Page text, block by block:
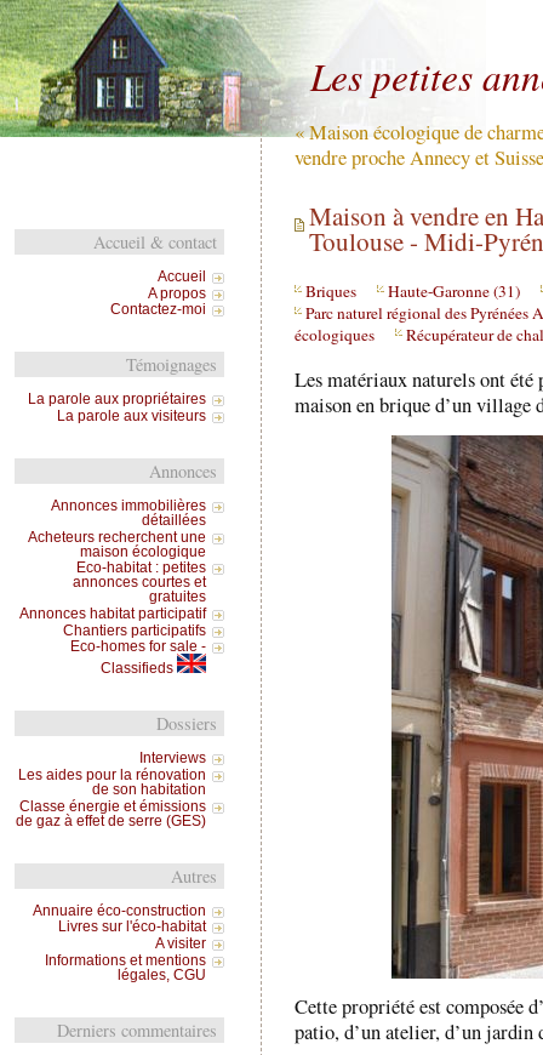
Les petites
« Maison écologique de
vendre proche Annecy et
Maison à vendre en
Toulouse - Midi-
Briques
Haute-Garonne (31)
Parc naturel régional des Pyrénées
écologiques
Récupérateur de
Les matériaux naturels ont
maison en brique d’un village
Cette propriété est composée
patio, d’un atelier, d’un jardin
Accueil & contact
Accueil
A propos
Contactez-moi
Témoignages
La parole aux propriétaires
La parole aux visiteurs
Annonces
Annonces immobilières
détaillées
Acheteurs recherchent une
maison écologique
Eco-habitat : petites
annonces courtes et
gratuites
Annonces habitat participatif
Chantiers participatifs
Eco-homes for sale -
Classifieds
Dossiers
Interviews
Les aides pour la rénovation
de son habitation
Classe énergie et émissions
de gaz à effet de serre (GES)
Autres
Annuaire éco-construction
Livres sur l'éco-habitat
A visiter
Informations et mentions
légales, CGU
Derniers commentaires